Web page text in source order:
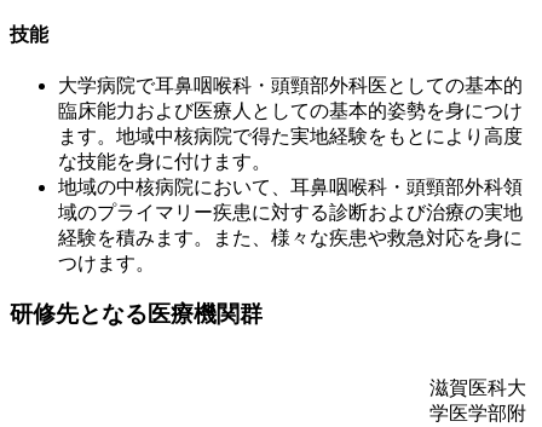
技能
大学病院で耳鼻咽喉科・頭頸部外科医としての基本的
臨床能力および医療人としての基本的姿勢を身につけ
ます。地域中核病院で得た実地経験をもとにより高度
な技能を身に付けます。
地域の中核病院において、耳鼻咽喉科・頭頸部外科領
域のプライマリー疾患に対する診断および治療の実地
経験を積みます。また、様々な疾患や救急対応を身に
つけます。
研修先となる医療機関群
滋賀医科大
学医学部附